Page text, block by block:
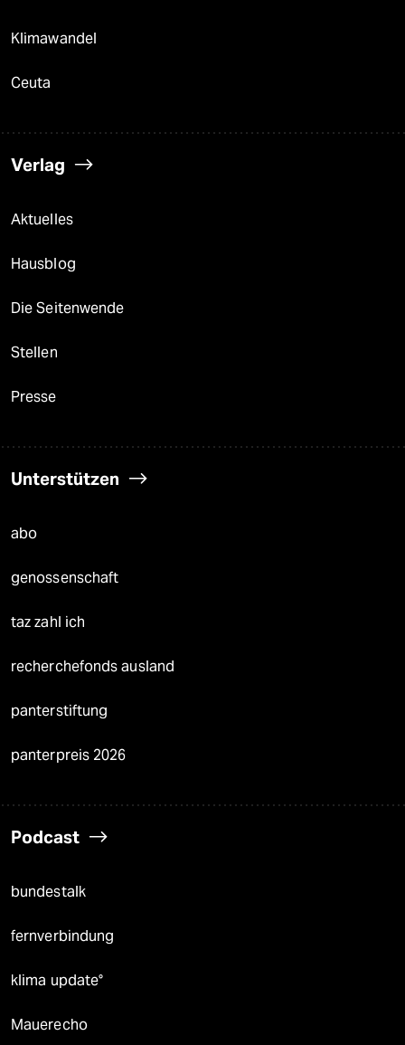
Klimawandel
Ceuta
Verlag
Aktuelles
Hausblog
Die Seitenwende
Stellen
Presse
Unterstützen
abo
genossenschaft
taz zahl ich
recherchefonds ausland
panterstiftung
panterpreis 2026
Podcast
bundestalk
fernverbindung
klima update°
Mauerecho